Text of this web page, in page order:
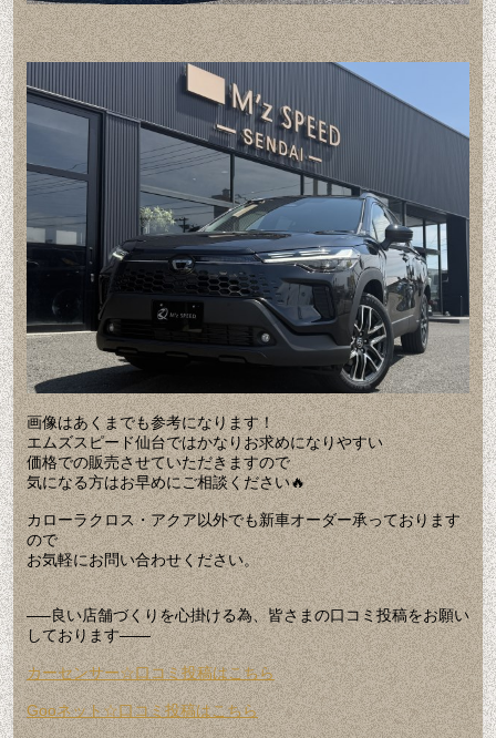
画像はあくまでも参考になります！
エムズスピード仙台ではかなりお求めになりやすい
価格での販売させていただきますので
気になる方はお早めにご相談ください🔥
カローラクロス・アクア以外でも新車オーダー承っております
ので
お気軽にお問い合わせください。
—–良い店舗づくりを心掛ける為、皆さまの口コミ投稿をお願い
しております——
カーセンサー☆口コミ投稿はこちら
Gooネット☆口コミ投稿はこちら